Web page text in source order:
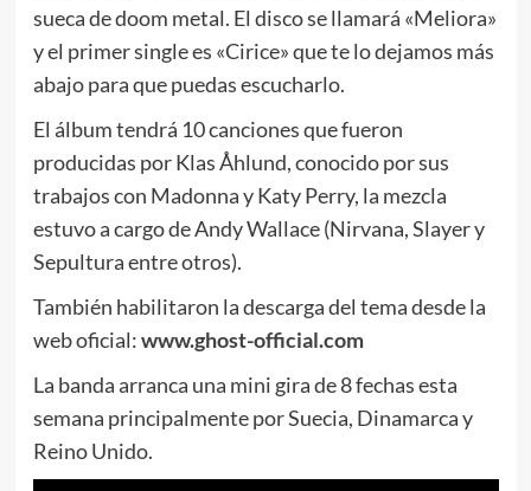
sueca de doom metal. El disco se llamará «Meliora»
y el primer single es «Cirice» que te lo dejamos más
abajo para que puedas escucharlo.
El álbum tendrá 10 canciones que fueron
producidas por Klas Åhlund, conocido por sus
trabajos con Madonna y Katy Perry, la mezcla
estuvo a cargo de Andy Wallace (Nirvana, Slayer y
Sepultura entre otros).
También habilitaron la descarga del tema desde la
web oficial:www.ghost-official.com
La banda arranca una mini gira de 8 fechas esta
semana principalmente por Suecia, Dinamarca y
Reino Unido.